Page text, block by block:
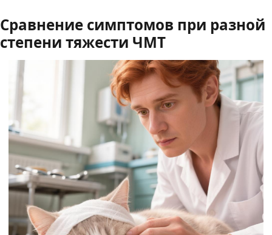
Сравнение симптомов при разной
степени тяжести ЧМТ